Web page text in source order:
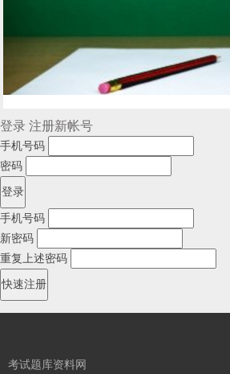
登录 注册新帐号
手机号码
密码
手机号码
新密码
重复上述密码
考试题库资料网